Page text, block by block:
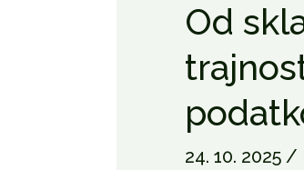
Od
24. 10. 2025 /